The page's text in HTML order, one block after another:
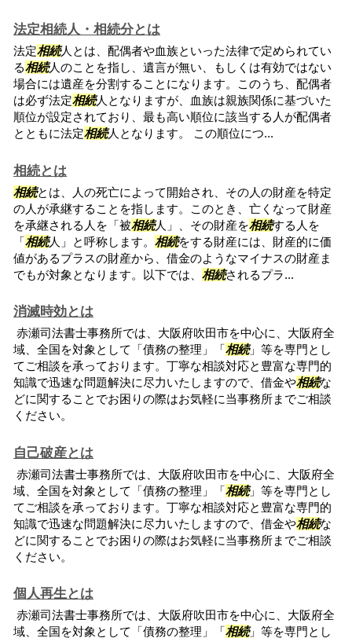
法定相続人・相続分とは
法定相続人とは、配偶者や血族といった法律で定められてい
る相続人のことを指し、遺言が無い、もしくは有効ではない
場合には遺産を分割することになります。このうち、配偶者
は必ず法定相続人となりますが、血族は親族関係に基づいた
順位が設定されており、最も高い順位に該当する人が配偶者
とともに法定相続人となります。 この順位につ...
相続とは
相続とは、人の死亡によって開始され、その人の財産を特定
の人が承継することを指します。このとき、亡くなって財産
を承継される人を「被相続人」、その財産を相続する人を
「相続人」と呼称します。 相続をする財産には、財産的に価
値があるプラスの財産から、借金のようなマイナスの財産ま
でもが対象となります。以下では、 相続されるプラ...
消滅時効とは
赤瀬司法書士事務所では、大阪府吹田市を中心に、大阪府全
域、全国を対象として「債務の整理」「相続」等を専門とし
てご相談を承っております。丁寧な相談対応と豊富な専門的
知識で迅速な問題解決に尽力いたしますので、借金や相続な
どに関することでお困りの際はお気軽に当事務所までご相談
ください。
自己破産とは
赤瀬司法書士事務所では、大阪府吹田市を中心に、大阪府全
域、全国を対象として「債務の整理」「相続」等を専門とし
てご相談を承っております。丁寧な相談対応と豊富な専門的
知識で迅速な問題解決に尽力いたしますので、借金や相続な
どに関することでお困りの際はお気軽に当事務所までご相談
ください。
個人再生とは
赤瀬司法書士事務所では、大阪府吹田市を中心に、大阪府全
域、全国を対象として「債務の整理」「相続」等を専門とし